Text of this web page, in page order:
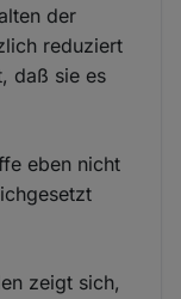
der
reduziert
daß sie es
eben nicht
zeigt sich,